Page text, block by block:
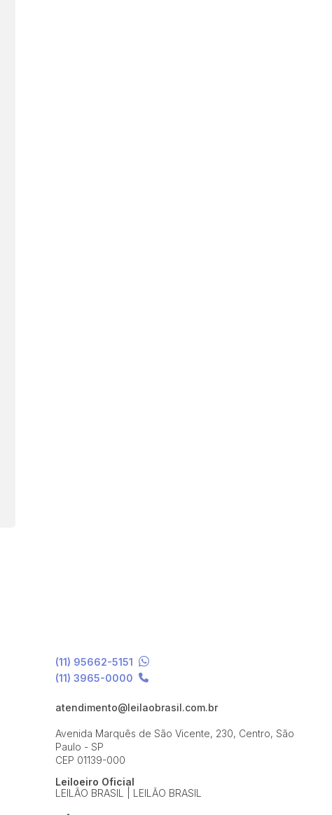
(11) 95662-5151
(11) 3965-0000
atendimento@leilaobrasil.com.br
Avenida Marquês de São Vicente, 230, Centro, São
Paulo - SP
CEP 01139-000
Leiloeiro Oficial
LEILÃO BRASIL | LEILÃO BRASIL